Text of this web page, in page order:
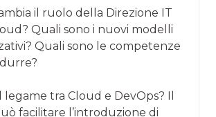
il ruolo della Direzione IT
Quali sono i nuovi modelli
Quali sono le competenze
legame tra Cloud e DevOps? Il
facilitare l’introduzione di